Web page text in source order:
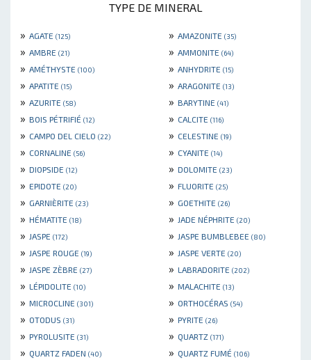
TYPE DE MINERAL
» AGATE (125) » AMAZONITE (35)
» AMBRE (21) » AMMONITE (64)
» AMÉTHYSTE (100) » ANHYDRITE (15)
» APATITE (15) » ARAGONITE (13)
» AZURITE (58) » BARYTINE (41)
» BOIS PÉTRIFIÉ (12) » CALCITE (116)
» CAMPO DEL CIELO (22) » CELESTINE (19)
» CORNALINE (56) » CYANITE (14)
» DIOPSIDE (12) » DOLOMITE (23)
» EPIDOTE (20) » FLUORITE (25)
» GARNIÈRITE (23) » GOETHITE (26)
» HÉMATITE (18) » JADE NÉPHRITE (20)
» JASPE (172) » JASPE BUMBLEBEE (80)
» JASPE ROUGE (19) » JASPE VERTE (20)
» JASPE ZÈBRE (27) » LABRADORITE (202)
» LÉPIDOLITE (10) » MALACHITE (13)
» MICROCLINE (301) » ORTHOCÉRAS (54)
» OTODUS (31) » PYRITE (26)
» PYROLUSITE (31) » QUARTZ (171)
» QUARTZ FADEN (40) » QUARTZ FUMÉ (106)